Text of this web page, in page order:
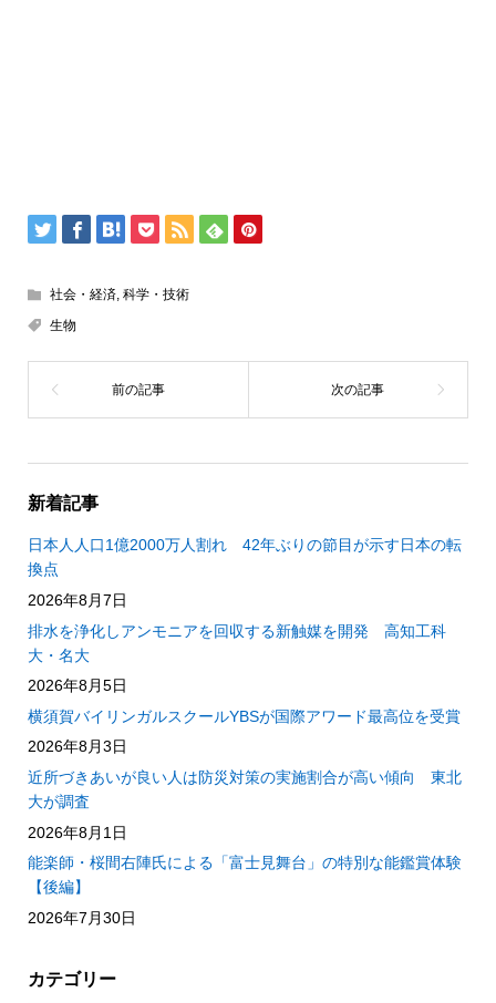
社会・経済, 科学・技術
生物
新着記事
日本人人口1億2000万人割れ 42年ぶりの節目が示す日本の転
換点
2026年8月7日
排水を浄化しアンモニアを回収する新触媒を開発 高知工科
大・名大
2026年8月5日
横須賀バイリンガルスクールYBSが国際アワード最高位を受賞
2026年8月3日
近所づきあいが良い人は防災対策の実施割合が高い傾向 東北
大が調査
2026年8月1日
能楽師・桜間右陣氏による「富士見舞台」の特別な能鑑賞体験
【後編】
2026年7月30日
カテゴリー